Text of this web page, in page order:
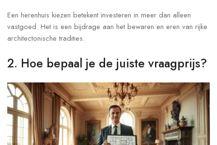
Een herenhuis kiezen betekent investeren in meer dan alleen
vastgoed. Het is een bijdrage aan het bewaren en eren van rijke
architectonische tradities.
2. Hoe bepaal je de juiste vraagprijs?